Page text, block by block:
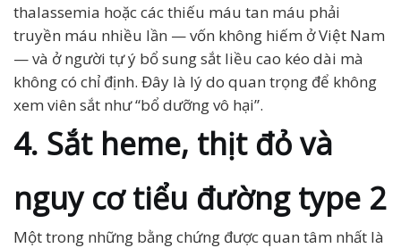
thalassemia hoặc các thiếu máu tan máu phải
truyền máu nhiều lần — vốn không hiếm ở Việt Nam
— và ở người tự ý bổ sung sắt liều cao kéo dài mà
không có chỉ định. Đây là lý do quan trọng để không
xem viên sắt như “bổ dưỡng vô hại”.
4. Sắt heme, thịt đỏ và
nguy cơ tiểu đường type 2
Một trong những bằng chứng được quan tâm nhất là